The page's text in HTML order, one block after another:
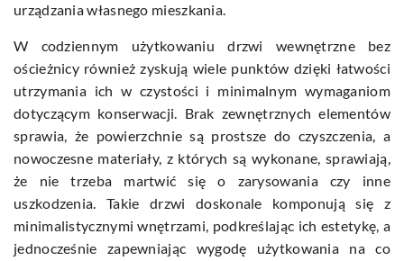
urządzania własnego mieszkania.
W codziennym użytkowaniu drzwi wewnętrzne bez
ościeżnicy również zyskują wiele punktów dzięki łatwości
utrzymania ich w czystości i minimalnym wymaganiom
dotyczącym konserwacji. Brak zewnętrznych elementów
sprawia, że powierzchnie są prostsze do czyszczenia, a
nowoczesne materiały, z których są wykonane, sprawiają,
że nie trzeba martwić się o zarysowania czy inne
uszkodzenia. Takie drzwi doskonale komponują się z
minimalistycznymi wnętrzami, podkreślając ich estetykę, a
jednocześnie zapewniając wygodę użytkowania na co